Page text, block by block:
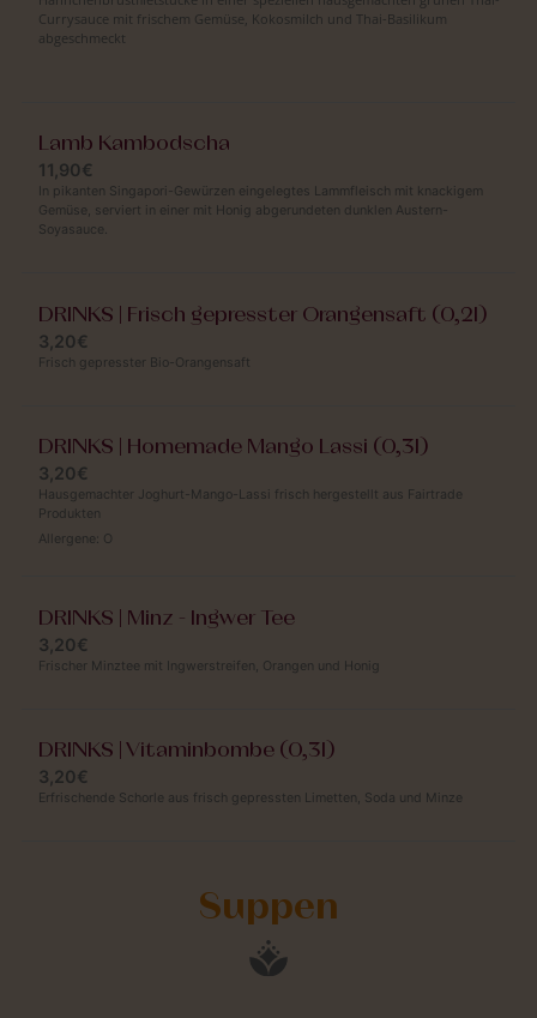
Currysauce mit frischem Gemüse, Kokosmilch und Thai-Basilikum
abgeschmeckt
Lamb Kambodscha
11,90€
In pikanten Singapori-Gewürzen eingelegtes Lammfleisch mit knackigem
Gemüse, serviert in einer mit Honig abgerundeten dunklen Austern-
Soyasauce.
DRINKS | Frisch gepresster Orangensaft (0,2l)
3,20€
Frisch gepresster Bio-Orangensaft
DRINKS | Homemade Mango Lassi (0,3l)
3,20€
Hausgemachter Joghurt-Mango-Lassi frisch hergestellt aus Fairtrade
Produkten
Allergene: O
DRINKS | Minz - Ingwer Tee
3,20€
Frischer Minztee mit Ingwerstreifen, Orangen und Honig
DRINKS | Vitaminbombe (0,3l)
3,20€
Erfrischende Schorle aus frisch gepressten Limetten, Soda und Minze
Suppen